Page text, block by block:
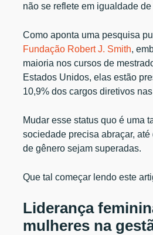
não se reflete em igualdade
Como aponta uma pesquisa
Fundação Robert J. Smith,
maioria nos cursos de
Estados Unidos, elas estão
10,9% dos cargos diretivos
Mudar esse status quo é uma
sociedade precisa abraçar,
de gênero sejam superadas.
Que tal começar lendo este
Liderança
mulheres na